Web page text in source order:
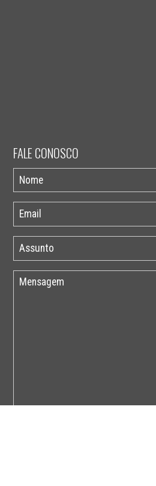
FALE CONOSCO